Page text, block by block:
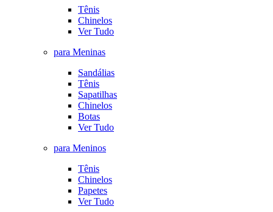
Tênis
Chinelos
Ver Tudo
para Meninas
Sandálias
Tênis
Sapatilhas
Chinelos
Botas
Ver Tudo
para Meninos
Tênis
Chinelos
Papetes
Ver Tudo